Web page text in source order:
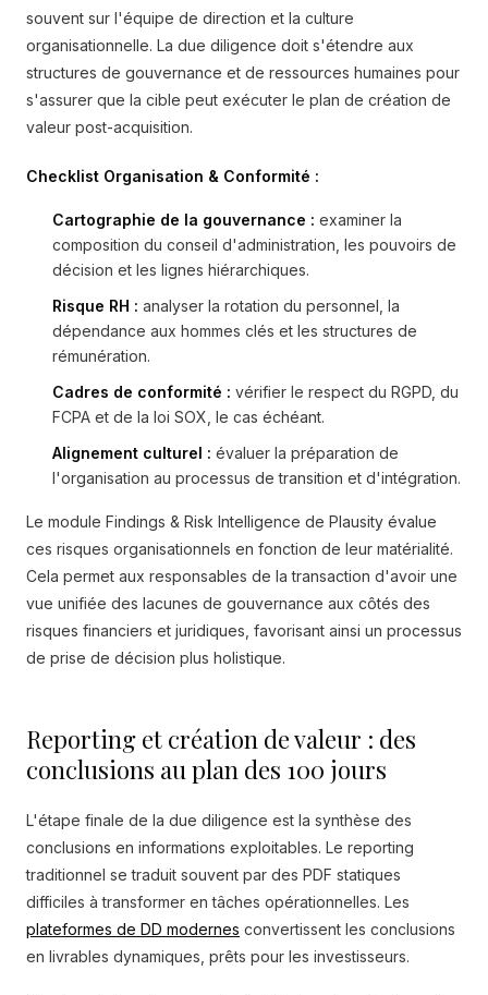
souvent sur l'équipe de direction et la culture
organisationnelle. La due diligence doit s'étendre aux
structures de gouvernance et de ressources humaines pour
s'assurer que la cible peut exécuter le plan de création de
valeur post-acquisition.
Checklist Organisation & Conformité :
Cartographie de la gouvernance : examiner la
composition du conseil d'administration, les pouvoirs de
décision et les lignes hiérarchiques.
Risque RH : analyser la rotation du personnel, la
dépendance aux hommes clés et les structures de
rémunération.
Cadres de conformité : vérifier le respect du RGPD, du
FCPA et de la loi SOX, le cas échéant.
Alignement culturel : évaluer la préparation de
l'organisation au processus de transition et d'intégration.
Le module Findings & Risk Intelligence de Plausity évalue
ces risques organisationnels en fonction de leur matérialité.
Cela permet aux responsables de la transaction d'avoir une
vue unifiée des lacunes de gouvernance aux côtés des
risques financiers et juridiques, favorisant ainsi un processus
de prise de décision plus holistique.
Reporting et création de valeur : des
conclusions au plan des 100 jours
L'étape finale de la due diligence est la synthèse des
conclusions en informations exploitables. Le reporting
traditionnel se traduit souvent par des PDF statiques
difficiles à transformer en tâches opérationnelles. Les
plateformes de DD modernes convertissent les conclusions
en livrables dynamiques, prêts pour les investisseurs.